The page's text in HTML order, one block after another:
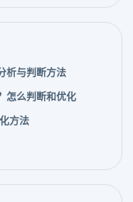
析与判断方法
怎么判断和优化
方法